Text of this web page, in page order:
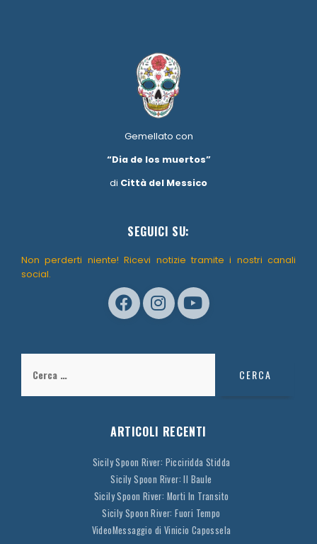
Gemellato con
“Dia de los muertos”
di Città del Messico
SEGUICI SU:
Non perderti niente! Ricevi notizie tramite i nostri canali
social.
per:
ARTICOLI RECENTI
Sicily Spoon River: Picciridda Stidda
Sicily Spoon River: Il Baule
Sicily Spoon River: Morti In Transito
Sicily Spoon River: Fuori Tempo
VideoMessaggio di Vinicio Capossela